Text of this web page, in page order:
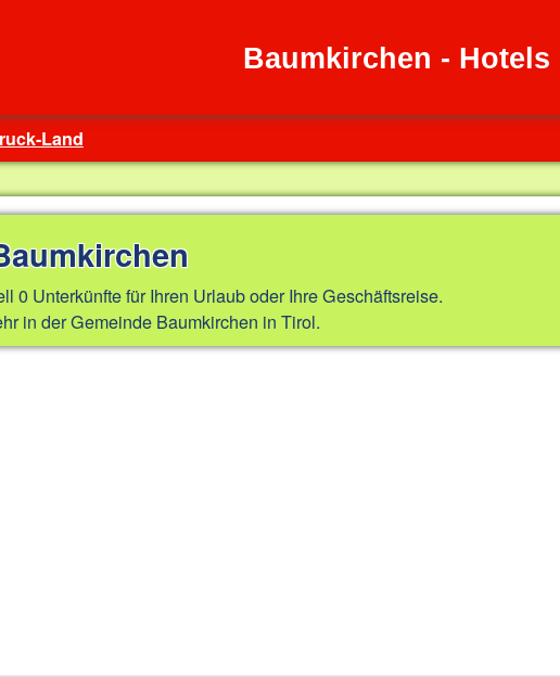
Baumkirchen -
Land
0 Unterkünfte für Ihren Urlaub oder Ihre Geschäftsreise.
in der Gemeinde Baumkirchen in Tirol.